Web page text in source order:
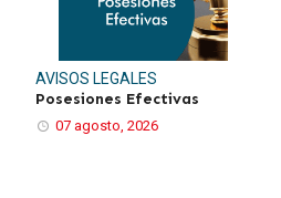
AVISOS LEGALES
Posesiones Efectivas
07 agosto, 2026